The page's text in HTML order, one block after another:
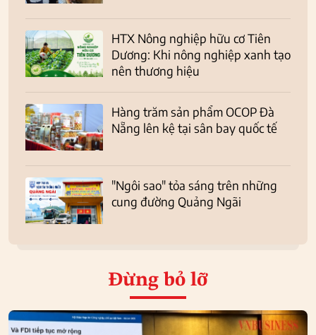
HTX Nông nghiệp hữu cơ Tiên
Dương: Khi nông nghiệp xanh tạo
nên thương hiệu
Hàng trăm sản phẩm OCOP Đà
Nẵng lên kệ tại sân bay quốc tế
"Ngôi sao" tỏa sáng trên những
cung đường Quảng Ngãi
Đừng bỏ lỡ